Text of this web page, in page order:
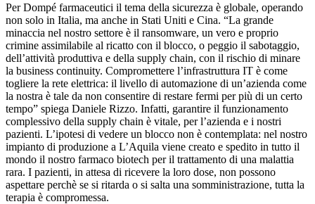
Per Dompé farmaceutici il tema della sicurezza è globale, operando
non solo in Italia, ma anche in Stati Uniti e Cina. “La grande
minaccia nel nostro settore è il ransomware, un vero e proprio
crimine assimilabile al ricatto con il blocco, o peggio il sabotaggio,
dell’attività produttiva e della supply chain, con il rischio di minare
la business continuity. Compromettere l’infrastruttura IT è come
togliere la rete elettrica: il livello di automazione di un’azienda come
la nostra è tale da non consentire di restare fermi per più di un certo
tempo” spiega Daniele Rizzo. Infatti, garantire il funzionamento
complessivo della supply chain è vitale, per l’azienda e i nostri
pazienti. L’ipotesi di vedere un blocco non è contemplata: nel nostro
impianto di produzione a L’Aquila viene creato e spedito in tutto il
mondo il nostro farmaco biotech per il trattamento di una malattia
rara. I pazienti, in attesa di ricevere la loro dose, non possono
aspettare perchè se si ritarda o si salta una somministrazione, tutta la
terapia è compromessa.